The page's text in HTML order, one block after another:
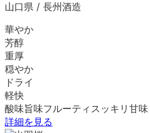
山口県 / 長州酒造
華やか
芳醇
重厚
穏やか
ドライ
軽快
酸味旨味フルーティ スッキリ 甘味
詳細を見る